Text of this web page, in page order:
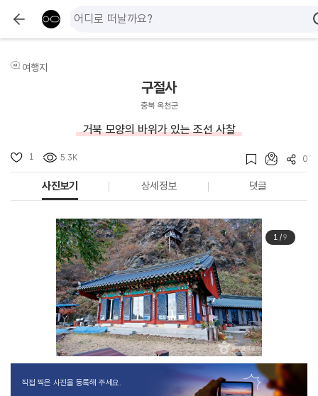
여행지
구절사
충북 옥천군
거북 모양의 바위가 있는 조선 사찰
1 5.3K 0
사진보기 상세정보 댓글
1/9
직접 찍은 사진을 등록해 주세요.